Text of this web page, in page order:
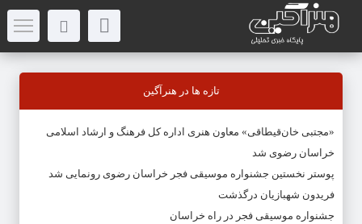
تازه ها در هنرآگین
«مجتبی خان‌قیطاقی» معاون هنری اداره کل فرهنگ و ارشاد اسلامی
خراسان رضوی شد
پوستر نخستین جشنواره موسیقی فجر خراسان رضوی رونمایی شد
فریدون شهبازیان درگذشت
جشنواره موسیقی فجر در راه خراسان